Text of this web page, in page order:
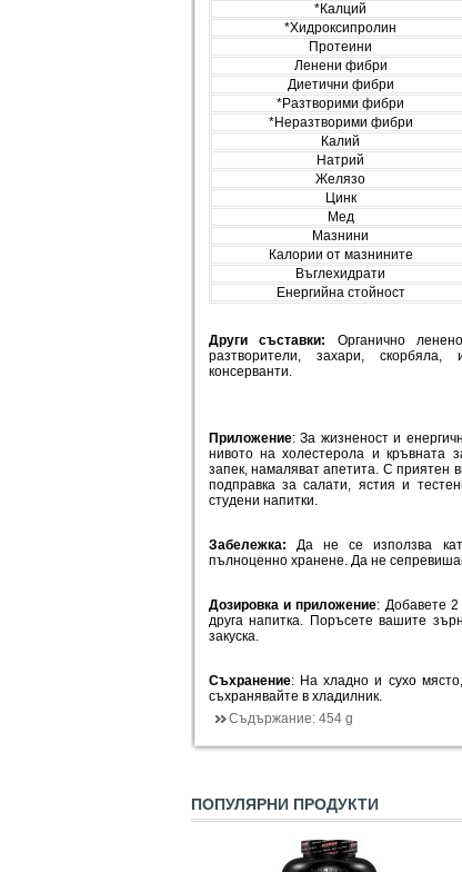
*Калций
*Хидроксипролин
Протеини
Ленени фибри
Диетични фибри
*Разтворими фибри
*Неразтворими фибри
Калий
Натрий
Желязо
Цинк
Мед
Мазнини
Калории от мазнините
Въглехидрати
Енергийна стойност
Други съставки: Органично
разтворители, захари, скорбяла,
консерванти.
Приложение: За жизненост и
нивото на холестерола и кръвната
запек, намаляват апетита. С приятен
подправка за салати, ястия и
студени напитки.
Забележка: Да не се използва
пълноценно хранене. Да не
Дозировка и приложение: Добавете
друга напитка. Поръсете вашите
закуска.
Съхранение: На хладно и сухо
съхранявайте в хладилник.
Съдържание:454 g
ПОПУЛЯРНИ ПРОДУКТИ